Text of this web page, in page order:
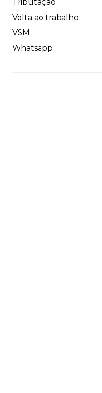
Tributação
Volta ao trabalho
VSM
Whatsapp